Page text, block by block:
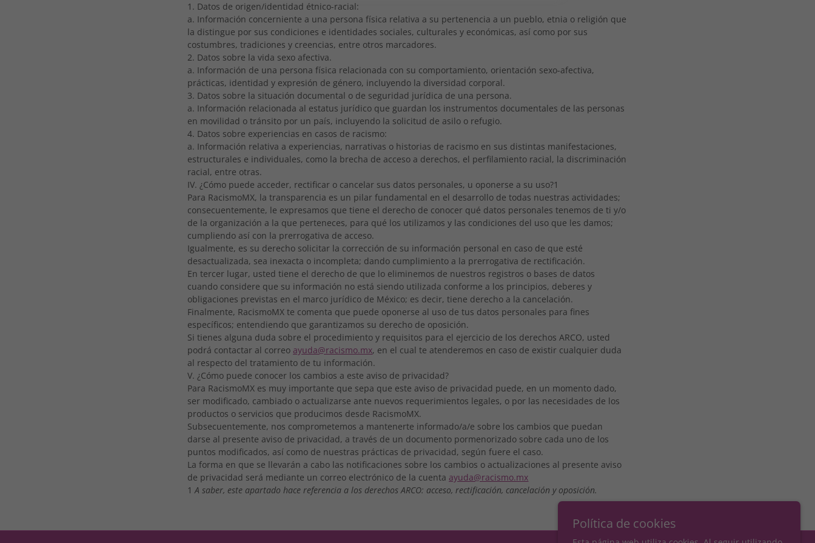
1. Datos de origen/identidad étnico-racial:
a. Información concerniente a una persona física relativa a su pertenencia a un pueblo, etnia o religión que
la distingue por sus condiciones e identidades sociales, culturales y económicas, así como por sus
costumbres, tradiciones y creencias, entre otros marcadores.
2. Datos sobre la vida sexo afectiva.
a. Información de una persona física relacionada con su comportamiento, orientación sexo-afectiva,
prácticas, identidad y expresión de género, incluyendo la diversidad corporal.
3. Datos sobre la situación documental o de seguridad jurídica de una persona.
a. Información relacionada al estatus jurídico que guardan los instrumentos documentales de las personas
en movilidad o tránsito por un país, incluyendo la solicitud de asilo o refugio.
4. Datos sobre experiencias en casos de racismo:
a. Información relativa a experiencias, narrativas o historias de racismo en sus distintas manifestaciones,
estructurales e individuales, como la brecha de acceso a derechos, el perfilamiento racial, la discriminación
racial, entre otras.
IV. ¿Cómo puede acceder, rectificar o cancelar sus datos personales, u oponerse a su uso?1
Para RacismoMX, la transparencia es un pilar fundamental en el desarrollo de todas nuestras actividades;
consecuentemente, le expresamos que tiene el derecho de conocer qué datos personales tenemos de ti y/o
de la organización a la que perteneces, para qué los utilizamos y las condiciones del uso que les damos;
cumpliendo así con la prerrogativa de acceso.
Igualmente, es su derecho solicitar la corrección de su información personal en caso de que esté
desactualizada, sea inexacta o incompleta; dando cumplimiento a la prerrogativa de rectificación.
En tercer lugar, usted tiene el derecho de que lo eliminemos de nuestros registros o bases de datos
cuando considere que su información no está siendo utilizada conforme a los principios, deberes y
obligaciones previstas en el marco jurídico de México; es decir, tiene derecho a la cancelación.
Finalmente, RacismoMX te comenta que puede oponerse al uso de tus datos personales para fines
específicos; entendiendo que garantizamos su derecho de oposición.
Si tienes alguna duda sobre el procedimiento y requisitos para el ejercicio de los derechos ARCO, usted
podrá contactar al correo ayuda@racismo.mx, en el cual te atenderemos en caso de existir cualquier duda
al respecto del tratamiento de tu información.
V. ¿Cómo puede conocer los cambios a este aviso de privacidad?
Para RacismoMX es muy importante que sepa que este aviso de privacidad puede, en un momento dado,
ser modificado, cambiado o actualizarse ante nuevos requerimientos legales, o por las necesidades de los
productos o servicios que producimos desde RacismoMX.
Subsecuentemente, nos comprometemos a mantenerte informado/a/e sobre los cambios que puedan
darse al presente aviso de privacidad, a través de un documento pormenorizado sobre cada uno de los
puntos modificados, así como de nuestras prácticas de privacidad, según fuere el caso.
La forma en que se llevarán a cabo las notificaciones sobre los cambios o actualizaciones al presente aviso
de privacidad será mediante un correo electrónico de la cuenta ayuda@racismo.mx
1A saber, este apartado hace referencia a los derechos ARCO: acceso, rectificación, cancelación y oposición.
Política de cookies